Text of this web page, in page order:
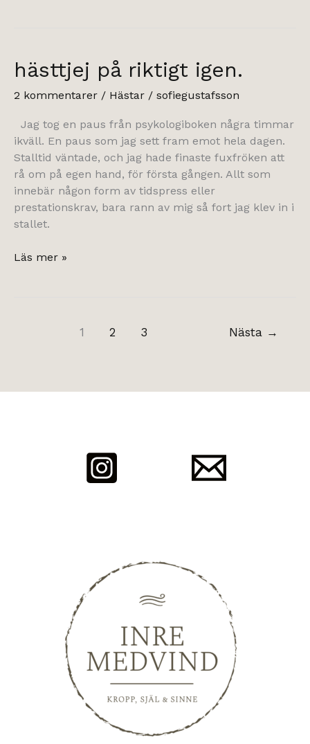
hästtjej på riktigt igen.
2 kommentarer / Hästar / sofiegustafsson
Jag tog en paus från psykologiboken några timmar
ikväll. En paus som jag sett fram emot hela dagen.
Stalltid väntade, och jag hade finaste fuxfröken att
rå om på egen hand, för första gången. Allt som
innebär någon form av tidspress eller
prestationskrav, bara rann av mig så fort jag klev in i
stallet.
hästtjej
Läs mer »
1 2 3 Nästa →